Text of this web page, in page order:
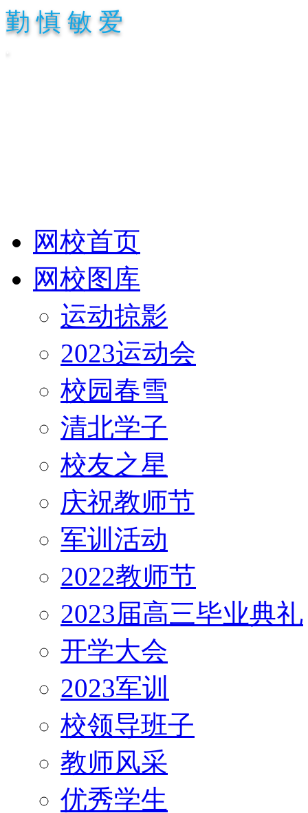
勤 慎 敏 爱
网校首页
网校图库
运动掠影
2023运动会
校园春雪
清北学子
校友之星
庆祝教师节
军训活动
2022教师节
2023届高三毕业典礼
开学大会
2023军训
校领导班子
教师风采
优秀学生